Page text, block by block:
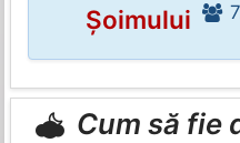
Șoimului
Cum să fie